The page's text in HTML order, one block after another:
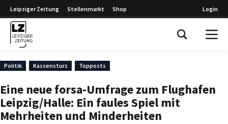
Leipziger Zeitung Stellenmarkt Shop Login
Politik Kassensturz Topposts
Eine neue forsa-Umfrage zum Flughafen
Leipzig/Halle: Ein faules Spiel mit
Mehrheiten und Minderheiten